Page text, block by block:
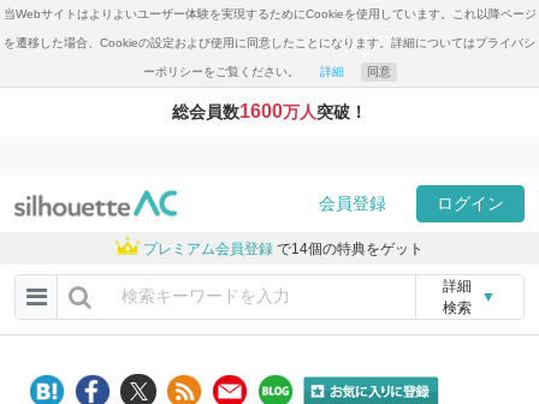
当Webサイトはよりよいユーザー体験を実現するためにCookieを使用しています。これ以降ページ
を遷移した場合、Cookieの設定および使用に同意したことになります。詳細についてはプライバシ
ーポリシーをご覧ください。 詳細 同意
総会員数1600万人突破！
会員登録 ログイン
プレミアム会員登録 で14個の特典をゲット
詳細
検索
▼